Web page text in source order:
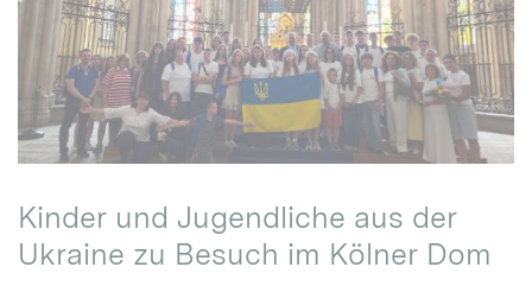
Kinder und Jugendliche aus der
Ukraine zu Besuch im Kölner Dom